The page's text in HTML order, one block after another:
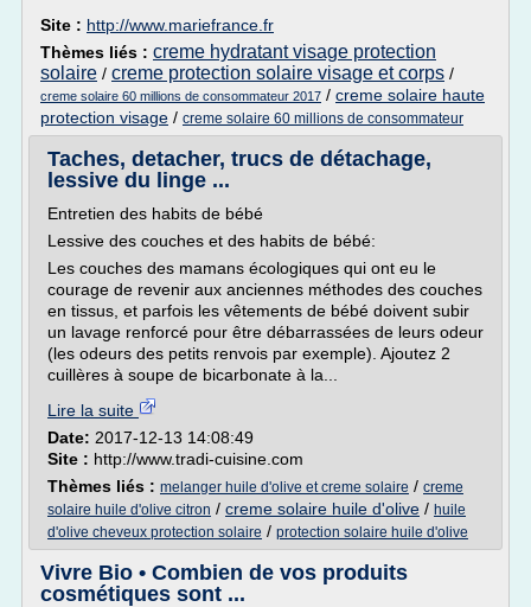
Site : http://www.mariefrance.fr
Thèmes liés : creme hydratant visage protection
solaire / creme protection solaire visage et corps /
creme solaire 60 millions de consommateur 2017 / creme solaire haute
protection visage / creme solaire 60 millions de consommateur
Taches, detacher, trucs de détachage,
lessive du linge ...
Entretien des habits de bébé
Lessive des couches et des habits de bébé:
Les couches des mamans écologiques qui ont eu le
courage de revenir aux anciennes méthodes des couches
en tissus, et parfois les vêtements de bébé doivent subir
un lavage renforcé pour être débarrassées de leurs odeur
(les odeurs des petits renvois par exemple). Ajoutez 2
cuillères à soupe de bicarbonate à la...
Lire la suite
Date: 2017-12-13 14:08:49
Site : http://www.tradi-cuisine.com
Thèmes liés : melanger huile d'olive et creme solaire / creme
solaire huile d'olive citron / creme solaire huile d'olive / huile
d'olive cheveux protection solaire / protection solaire huile d'olive
Vivre Bio • Combien de vos produits
cosmétiques sont ...